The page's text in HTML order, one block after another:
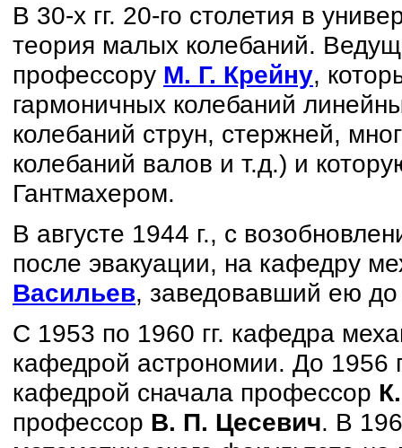
В 30-х гг. 20-го столетия в
теория малых колебаний.
профессору М. Г. Крейну,
гармоничных колебаний
колебаний струн, стержней,
колебаний валов и т.д.) и
Гантмахером.
В августе 1944 г., с
после эвакуации, на кафедру
Васильев, заведовавший ею до
С 1953 по 1960 гг. кафедра
кафедрой астрономии. До 1956
кафедрой сначала профессор
профессор В. П. Цесевич. В